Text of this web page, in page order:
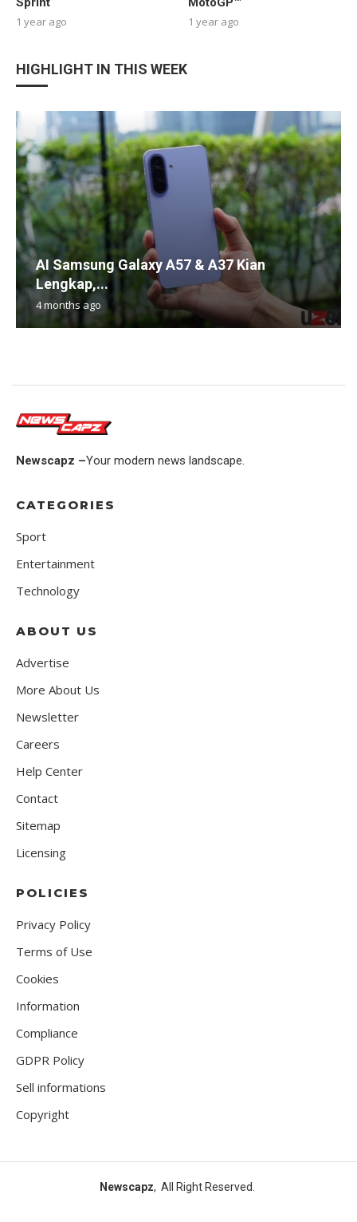
1 year ago
1 year ago
HIGHLIGHT IN THIS WEEK
AI Samsung Galaxy A57 & A37 Kian
Lengkap,...
4 months ago
Newscapz –Your modern news landscape.
CATEGORIES
Sport
Entertainment
Technology
ABOUT US
Advertise
More About Us
Newsletter
Careers
Help Center
Contact
Sitemap
Licensing
POLICIES
Privacy Policy
Terms of Use
Cookies
Information
Compliance
GDPR Policy
Sell informations
Copyright
Newscapz, All Right Reserved.